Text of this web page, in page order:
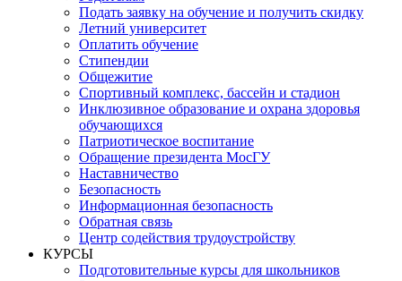
Подать заявку на обучение и получить скидку
Летний университет
Оплатить обучение
Стипендии
Общежитие
Спортивный комплекс, бассейн и стадион
Инклюзивное образование и охрана здоровья
обучающихся
Патриотическое воспитание
Обращение президента МосГУ
Наставничество
Безопасность
Информационная безопасность
Обратная связь
Центр содействия трудоустройству
КУРСЫ
Подготовительные курсы для школьников